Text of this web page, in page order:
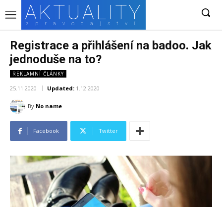
AKTUALITY
zpravodajství
Registrace a přihlášení na badoo. Jak
jednoduše na to?
REKLAMNÍ ČLÁNKY
25.11.2020 Updated: 1.12.2020
By No name
Facebook Twitter